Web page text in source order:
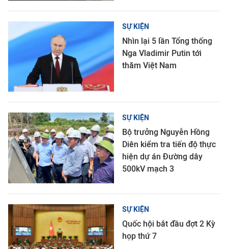
SỰ KIỆN
Nhìn lại 5 lần Tổng thống
Nga Vladimir Putin tới
thăm Việt Nam
SỰ KIỆN
Bộ trưởng Nguyễn Hồng
Diên kiểm tra tiến độ thực
hiện dự án Đường dây
500kV mạch 3
SỰ KIỆN
Quốc hội bắt đầu đợt 2 Kỳ
họp thứ 7